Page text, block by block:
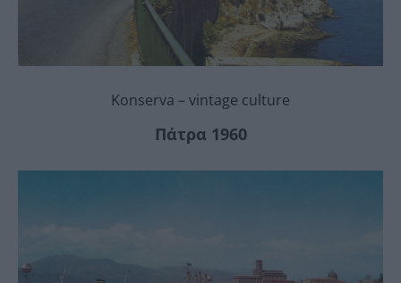
Konserva – vintage culture
Πάτρα 1960